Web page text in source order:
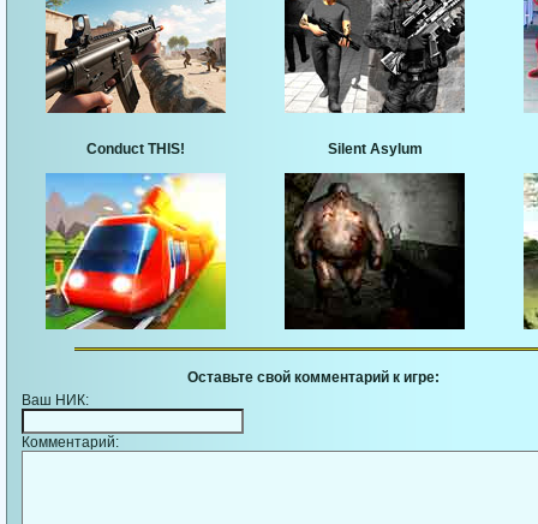
Conduct THIS! Silent Asylum
Оставьте свой комментарий к игре:
Ваш НИК:
Комментарий: